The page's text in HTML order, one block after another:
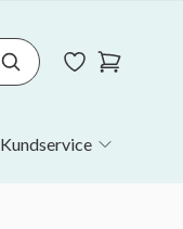
Kundservice